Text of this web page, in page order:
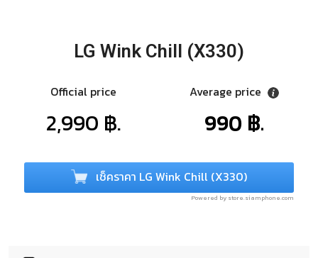
LG Wink Chill (X330)
Official price
2,990 ฿.
Average price
990 ฿.
เช็คราคา LG Wink Chill (X330)
Powered by store.siamphone.com